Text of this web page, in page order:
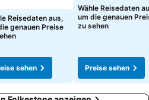
sehen
Reisedaten aus,
genauen Preise
sehen
Preise sehen
Wähle Reisedaten
um die genauen
zu sehen
Preise sehen